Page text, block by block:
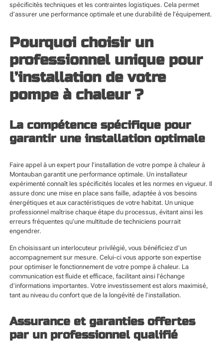
spécificités techniques et les contraintes logistiques. Cela permet
d’assurer une performance optimale et une durabilité de l’équipement.
Pourquoi choisir un
professionnel unique pour
l’installation de votre
pompe à chaleur ?
La compétence spécifique pour
garantir une installation optimale
Faire appel à un expert pour l’installation de votre pompe à chaleur à
Montauban garantit une performance optimale. Un installateur
expérimenté connaît les spécificités locales et les normes en vigueur. Il
assure donc une mise en place sans faille, adaptée à vos besoins
énergétiques et aux caractéristiques de votre habitat. Un unique
professionnel maîtrise chaque étape du processus, évitant ainsi les
erreurs fréquentes qu’une multitude de techniciens pourrait
engendrer.
En choisissant un interlocuteur privilégié, vous bénéficiez d’un
accompagnement sur mesure. Celui-ci vous apporte son expertise
pour optimiser le fonctionnement de votre pompe à chaleur. La
communication est fluide et efficace, facilitant ainsi l’échange
d’informations importantes. Votre investissement est alors maximisé,
tant au niveau du confort que de la longévité de l’installation.
Assurance et garanties offertes
par un professionnel qualifié